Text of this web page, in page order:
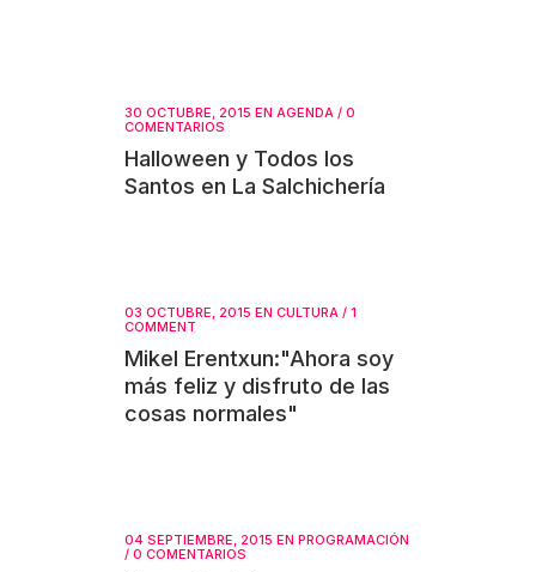
30 OCTUBRE, 2015 EN AGENDA / 0
COMENTARIOS
Halloween y Todos los
Santos en La Salchichería
03 OCTUBRE, 2015 EN CULTURA / 1
COMMENT
Mikel Erentxun:"Ahora soy
más feliz y disfruto de las
cosas normales"
04 SEPTIEMBRE, 2015 EN PROGRAMACIÓN
/ 0 COMENTARIOS